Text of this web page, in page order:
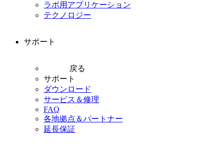
ラボ用アプリケーション
テクノロジー
サポート
戻る
サポート
ダウンロード
サービス＆修理
FAQ
各地拠点＆パートナー
延長保証